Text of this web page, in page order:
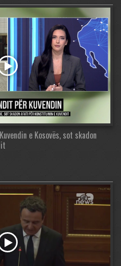
e Kosovës, sot skadon